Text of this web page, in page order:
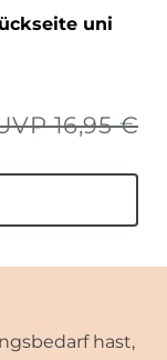
uni
16,95 €
hast,